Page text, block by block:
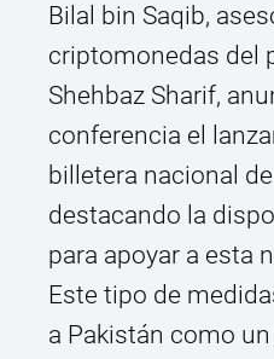
Bilal bin Saqib,
criptomonedas del
Shehbaz Sharif,
conferencia el
billetera nacional
destacando la
para apoyar a esta
Este tipo de
a Pakistán como